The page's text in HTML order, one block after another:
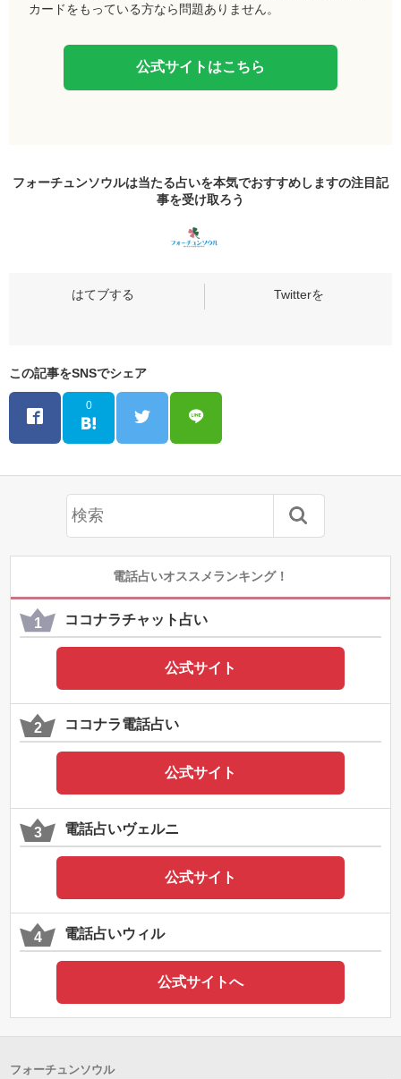
カードをもっている方なら問題ありません。
公式サイトはこちら
フォーチュンソウルは当たる占いを本気でおすすめしますの注目記
事を受け取ろう
この記事をSNSでシェア
0
電話占いオススメランキング！
ココナラチャット占い
公式サイト
ココナラ電話占い
公式サイト
電話占いヴェルニ
公式サイト
電話占いウィル
公式サイトへ
フォーチュンソウル